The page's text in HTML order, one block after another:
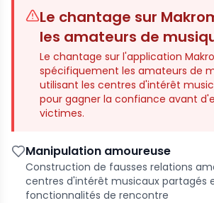
Le chantage sur
les amateurs de
Le chantage sur l'application
spécifiquement les amateurs de
utilisant les centres d'intérêt
pour gagner la confiance avant
victimes.
Manipulation amoureuse
Construction de fausses relations
centres d'intérêt musicaux partagés
fonctionnalités de rencontre